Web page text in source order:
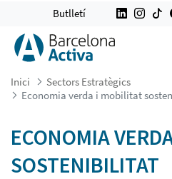
ECONOMIA
Butlletí
Inici
Sectors Estratègics
Economia verda i mobilitat
ECONOMIA
SOSTENIBILITAT